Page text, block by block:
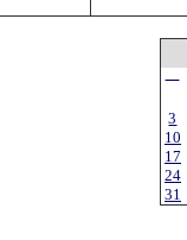
一
3
10
17
24
31